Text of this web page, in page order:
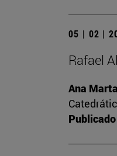
05 | 02 |
Rafael
Ana